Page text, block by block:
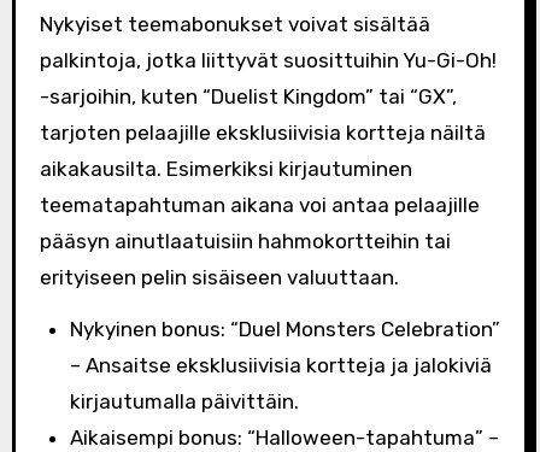
Nykyiset teemabonukset voivat sisältää
palkintoja, jotka liittyvät suosittuihin Yu-Gi-Oh!
-sarjoihin, kuten “Duelist Kingdom” tai “GX”,
tarjoten pelaajille eksklusiivisia kortteja näiltä
aikakausilta. Esimerkiksi kirjautuminen
teematapahtuman aikana voi antaa pelaajille
pääsyn ainutlaatuisiin hahmokortteihin tai
erityiseen pelin sisäiseen valuuttaan.
Nykyinen bonus: “Duel Monsters Celebration”
– Ansaitse eksklusiivisia kortteja ja jalokiviä
kirjautumalla päivittäin.
Aikaisempi bonus: “Halloween-tapahtuma” –